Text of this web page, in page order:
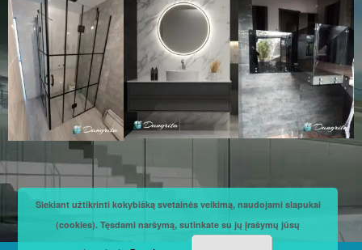
Siekiant užtikrinti kokybišką svetainės veikimą, naudojami slapukai
(cookies). Tęsdami naršymą, sutinkate su jų įrašymų jūsų